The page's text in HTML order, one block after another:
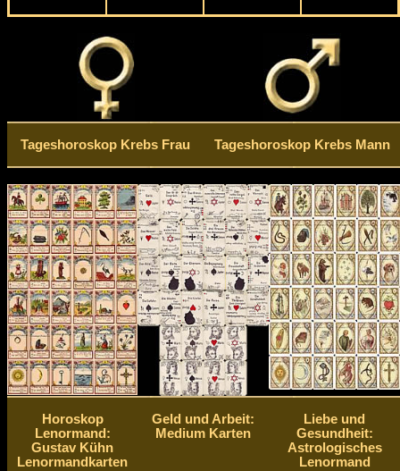
Tageshoroskop Krebs Frau Tageshoroskop Krebs Mann
Horoskop
Lenormand:
Gustav Kühn
Lenormandkarten
Geld und Arbeit:
Medium Karten
Liebe und
Gesundheit:
Astrologisches
Lenormand